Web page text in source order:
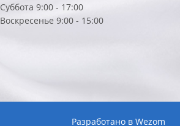
Суббота 9:00 - 17:00
Воскресенье 9:00 - 15:00
Разработано в Wezom